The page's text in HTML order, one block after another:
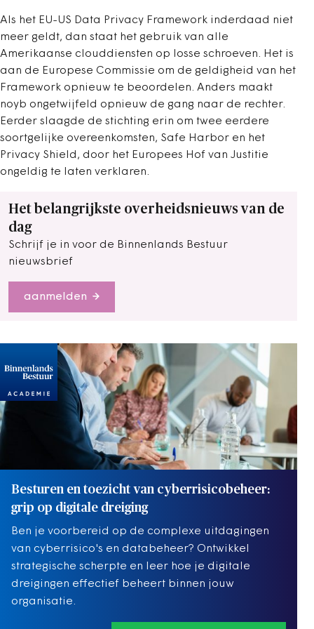
Als het EU-US Data Privacy Framework inderdaad niet
meer geldt, dan staat het gebruik van alle
Amerikaanse clouddiensten op losse schroeven. Het is
aan de Europese Commissie om de geldigheid van het
Framework opnieuw te beoordelen. Anders maakt
noyb ongetwijfeld opnieuw de gang naar de rechter.
Eerder slaagde de stichting erin om twee eerdere
soortgelijke overeenkomsten, Safe Harbor en het
Privacy Shield, door het Europees Hof van Justitie
ongeldig te laten verklaren.
Het belangrijkste overheidsnieuws van de
dag
Schrijf je in voor de Binnenlands Bestuur
nieuwsbrief
aanmelden
Besturen en toezicht van cyberrisicobeheer:
grip op digitale dreiging
Ben je voorbereid op de complexe uitdagingen
van cyberrisico's en databeheer? Ontwikkel
strategische scherpte en leer hoe je digitale
dreigingen effectief beheert binnen jouw
organisatie.